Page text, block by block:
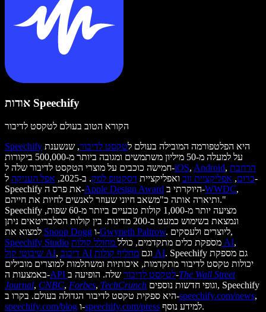
אודות Speechify
הקורא הטוב בעולם לטקסט לדיבור
Speechify
היא הפלטפורמה המובילה בעולם לטקסט לדיבור, שנשענת
על למעלה מ-50 מיליון משתמשים ומגובה ביותר מ-500,000 ביקורות
חמישה כוכבים על מוצרי הטקסט לדיבור שלה ל-iOS, Android, הרחבת
כרום, אפליקציית ווב ואפליקציית דסקטופ למק. ב-2025, אפל העניקה ל-
Speechify את פרס ה-Apple Design Award היוקרתי ב-WWDC,
ותיארה אותה כ"משאב חיוני שעוזר לאנשים לחיות את חייהם."
Speechify מציעה יותר מ-1,000 קולות טבעיים ביותר מ-60 שפות,
ונמצאת בשימוש כמעט ב-200 מדינות. בין קולות הסלבריטאים ניתן
Snoop Dogg ו-Gwyneth Paltrow
. ליוצרים ולעסקים,
Speechify Studio
מספקת כלים מתקדמים, כולל מחולל קולות AI,
שיבוטי קול AI, דיבוב AI וגם מחליף קולות AI. Speechify גם מספקת
יכולות טקסט לדיבור מתקדמות, איכותיות ומשתלמות למוצרים מובילים
באמצעות ה-
API לטקסט לדיבורשלה. הופיעה ב-The Wall Street
Journal, CNBC, Forbes, TechCrunch
היא ספקית טקסט לדיבור הגדולה בעולם. בקרו ב-speechify.com/news,
speechify.com/blog ו-speechify.com/press למידע נוסף.